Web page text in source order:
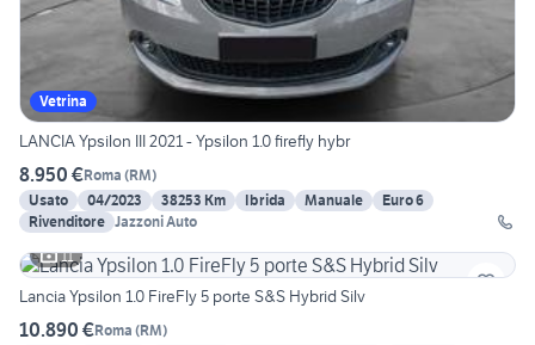
Vetrina
LANCIA Ypsilon III 2021 - Ypsilon 1.0 firefly hybr
8.950 €Roma (RM)
Usato
04/2023 38253 Km Ibrida Manuale
Euro 6
Rivenditore Jazzoni Auto
11
Lancia Ypsilon 1.0 FireFly 5 porte S&S Hybrid Silv
10.890 €Roma (RM)